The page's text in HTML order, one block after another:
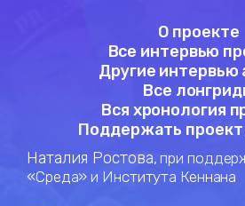
О проекте
Все интервью
Другие интервью
Все
Вся хронология
Поддержать проект
Наталия Ростова, при
«Среда» и Института Кеннана